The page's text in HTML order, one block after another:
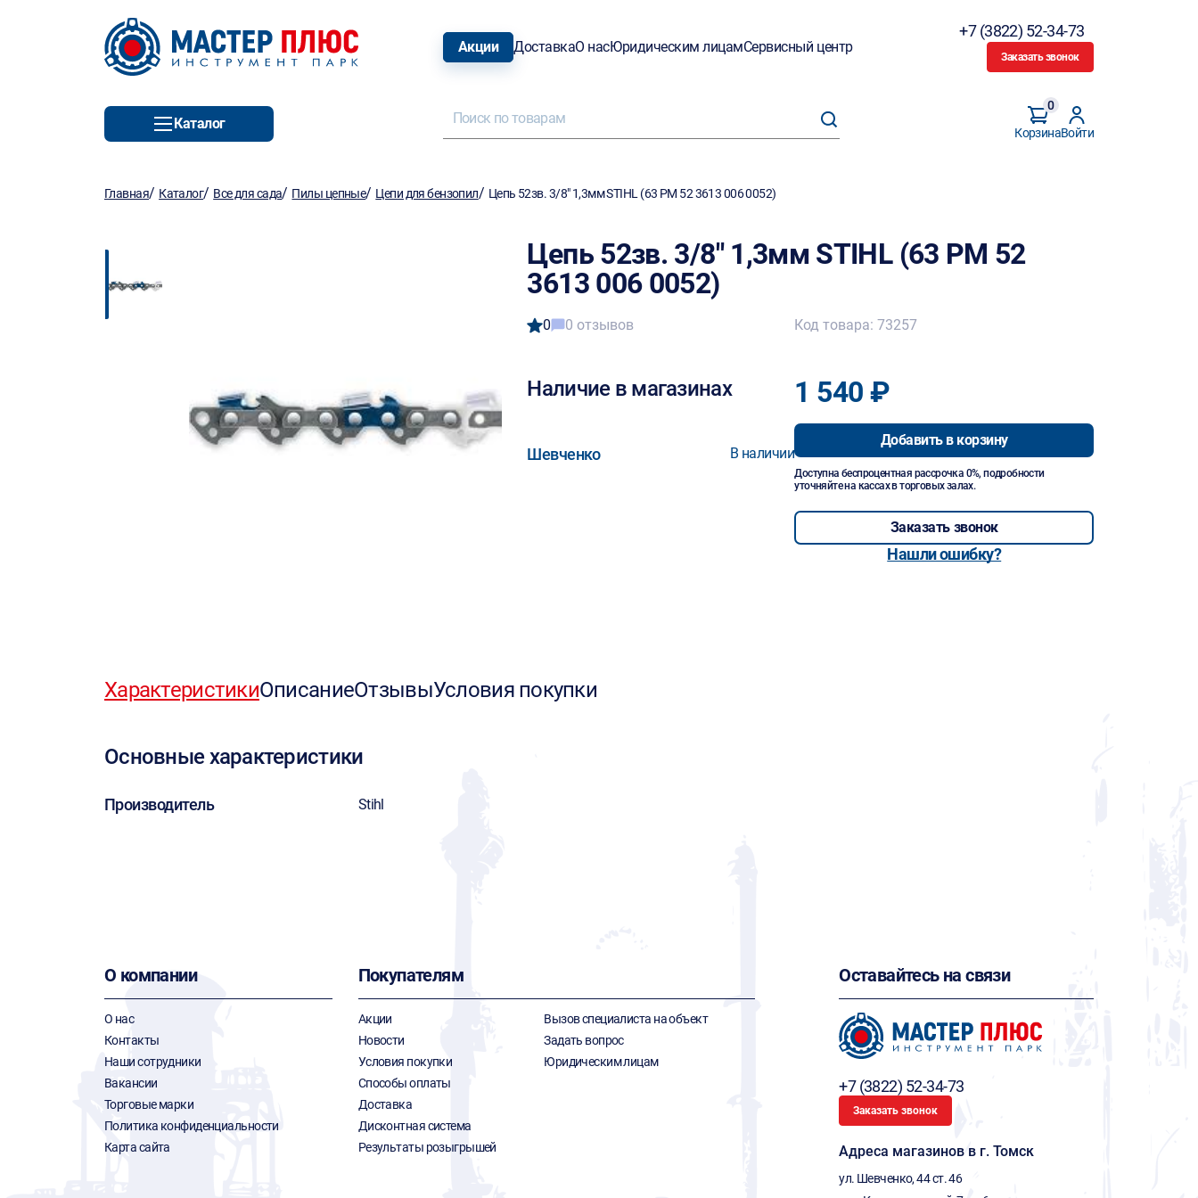
Акции ДоставкаО насЮридическим лицамСервисный центр
+7 (3822) 52-34-73
Заказать звонок
Каталог
Корзина
0
Войти
Главная/ Каталог/ Все для сада/ Пилы цепные/ Цепи для бензопил/ Цепь 52зв. 3/8" 1,3мм STIHL (63 РМ 52 3613 006 0052)
Цепь 52зв. 3/8" 1,3мм STIHL (63 РМ 52
3613 006 0052)
0 0 отзывов
Наличие в магазинах
Шевченко В наличии
Код товара: 73257
1 540 ₽
Добавить в корзину
Доступна беспроцентная рассрочка 0%, подробности
уточняйте на кассах в торговых залах.
Заказать звонок
Нашли ошибку?
ХарактеристикиОписаниеОтзывыУсловия покупки
Основные характеристики
Производитель Stihl
О компании
О нас
Контакты
Наши сотрудники
Вакансии
Торговые марки
Политика конфиденциальности
Карта сайта
Покупателям
Акции
Новости
Условия покупки
Способы оплаты
Доставка
Дисконтная система
Результаты розыгрышей
Вызов специалиста на объект
Задать вопрос
Юридическим лицам
Оставайтесь на связи
+7 (3822) 52-34-73
Заказать звонок
Адреса магазинов в г. Томск
ул. Шевченко, 44 ст. 46